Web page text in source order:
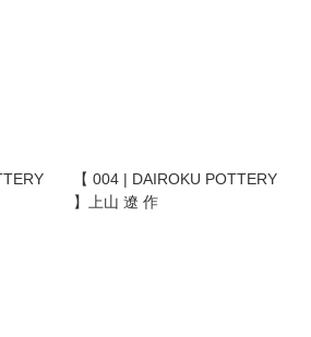
【 004 | DAIROKU POTTERY
】上山 遼 作